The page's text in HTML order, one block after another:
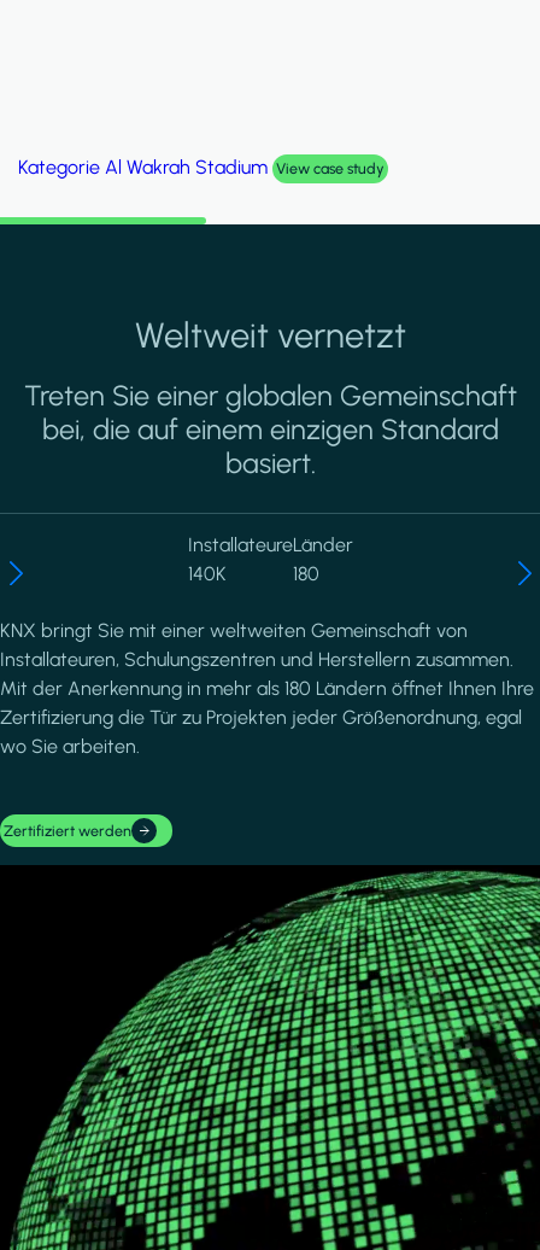
Kategorie Palm Hills Smart Villa View case study
Weltweit vernetzt
Treten Sie einer globalen Gemeinschaft
bei, die auf einem einzigen Standard
basiert.
Installateure
140K
Länder
180
KNX bringt Sie mit einer weltweiten Gemeinschaft von
Installateuren, Schulungszentren und Herstellern zusammen.
Mit der Anerkennung in mehr als 180 Ländern öffnet Ihnen Ihre
Zertifizierung die Tür zu Projekten jeder Größenordnung, egal
wo Sie arbeiten.
Zertifiziert werden